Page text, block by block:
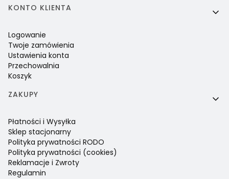
Linki w stopce
KONTO KLIENTA
Logowanie
Twoje zamówienia
Ustawienia konta
Przechowalnia
Koszyk
ZAKUPY
Płatności i Wysyłka
Sklep stacjonarny
Polityka prywatności RODO
Polityka prywatności (cookies)
Reklamacje i Zwroty
Regulamin